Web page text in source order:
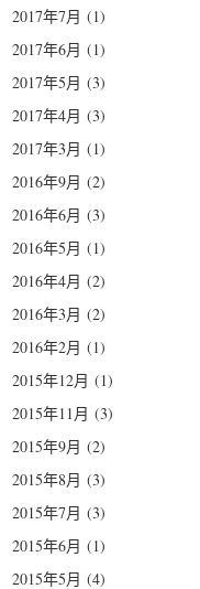
2017年7月 (1)
2017年6月 (1)
2017年5月 (3)
2017年4月 (3)
2017年3月 (1)
2016年9月 (2)
2016年6月 (3)
2016年5月 (1)
2016年4月 (2)
2016年3月 (2)
2016年2月 (1)
2015年12月 (1)
2015年11月 (3)
2015年9月 (2)
2015年8月 (3)
2015年7月 (3)
2015年6月 (1)
2015年5月 (4)